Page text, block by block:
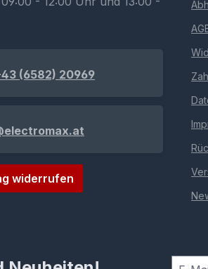
(6582) 20969
widerrufen